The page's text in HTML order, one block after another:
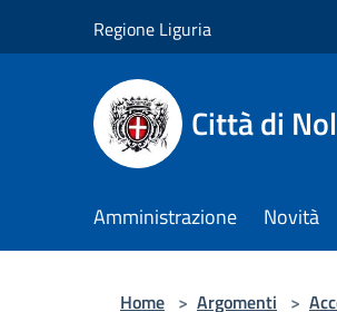
Regione Liguria
Città di
Amministrazione Novità
Home > Argomenti >